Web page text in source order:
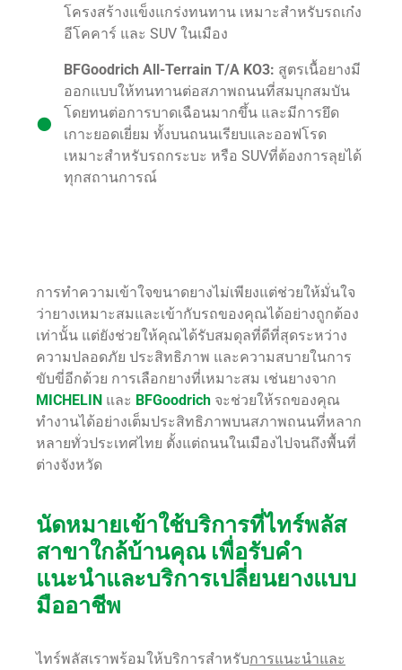
โครงสร้างแข็งแกร่งทนทาน เหมาะสำหรับรถเก๋ง
อีโคคาร์ และ SUV ในเมือง
BFGoodrich All-Terrain T/A KO3: สูตรเนื้อยางมี
ออกแบบให้ทนทานต่อสภาพถนนที่สมบุกสมบัน
โดยทนต่อการบาดเฉือนมากขึ้น และมีการยึด
เกาะยอดเยี่ยม ทั้งบนถนนเรียบและออฟโรด
เหมาะสำหรับรถกระบะ หรือ SUVที่ต้องการลุยได้
ทุกสถานการณ์
การทำความเข้าใจขนาดยางไม่เพียงแต่ช่วยให้มั่นใจ
ว่ายางเหมาะสมและเข้ากับรถของคุณได้อย่างถูกต้อง
เท่านั้น แต่ยังช่วยให้คุณได้รับสมดุลที่ดีที่สุดระหว่าง
ความปลอดภัย ประสิทธิภาพ และความสบายในการ
ขับขี่อีกด้วย การเลือกยางที่เหมาะสม เช่นยางจาก
MICHELIN และ BFGoodrich จะช่วยให้รถของคุณ
ทำงานได้อย่างเต็มประสิทธิภาพบนสภาพถนนที่หลาก
หลายทั่วประเทศไทย ตั้งแต่ถนนในเมืองไปจนถึงพื้นที่
ต่างจังหวัด
นัดหมายเข้าใช้บริการที่ไทร์พลัส
สาขาใกล้บ้านคุณ เพื่อรับคำ
แนะนำและบริการเปลี่ยนยางแบบ
มืออาชีพ
ไทร์พลัสเราพร้อมให้บริการสำหรับการแนะนำและ